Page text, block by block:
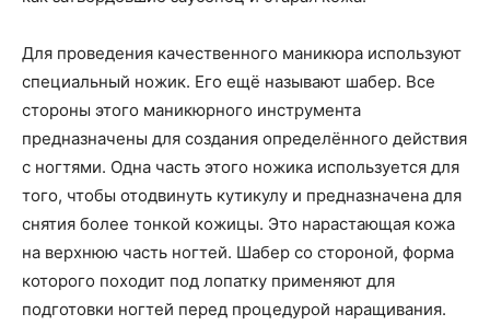
Для проведения качественного маникюра используют
специальный ножик. Его ещё называют шабер. Все
стороны этого маникюрного инструмента
предназначены для создания определённого действия
с ногтями. Одна часть этого ножика используется для
того, чтобы отодвинуть кутикулу и предназначена для
снятия более тонкой кожицы. Это нарастающая кожа
на верхнюю часть ногтей. Шабер со стороной, форма
которого походит под лопатку применяют для
подготовки ногтей перед процедурой наращивания.